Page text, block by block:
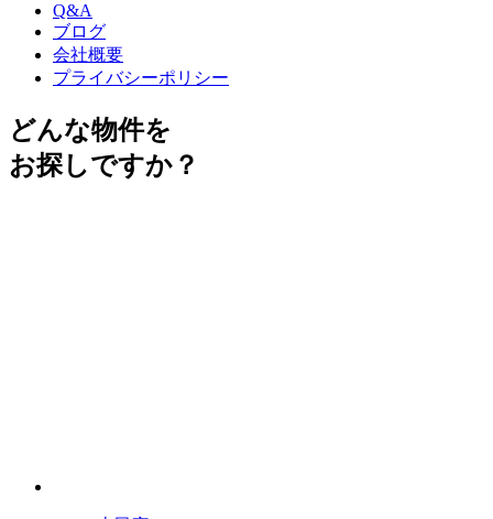
Q&A
ブログ
会社概要
プライバシーポリシー
どんな物件を
お探しですか？